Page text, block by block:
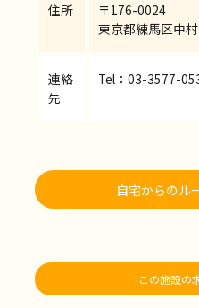
住所
〒176-0024
東京都練馬区中
連絡
先
Tel：03-3577-
自宅からのル
この施設の